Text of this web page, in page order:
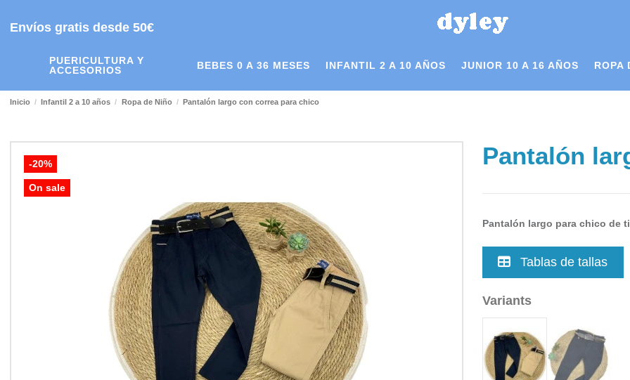
Envíos gratis desde 50€
PUERICULTURA Y
ACCESORIOS
BEBES 0 A 36 MESES INFANTIL 2 A 10 AÑOS JUNIOR 10 A 16 AÑOS ROPA
Inicio Infantil 2 a 10 años Ropa de Niño Pantalón largo con correa para chico
-20%
On sale
Pantalón
Pantalón largo para chico de
Tablas de tallas
Variants